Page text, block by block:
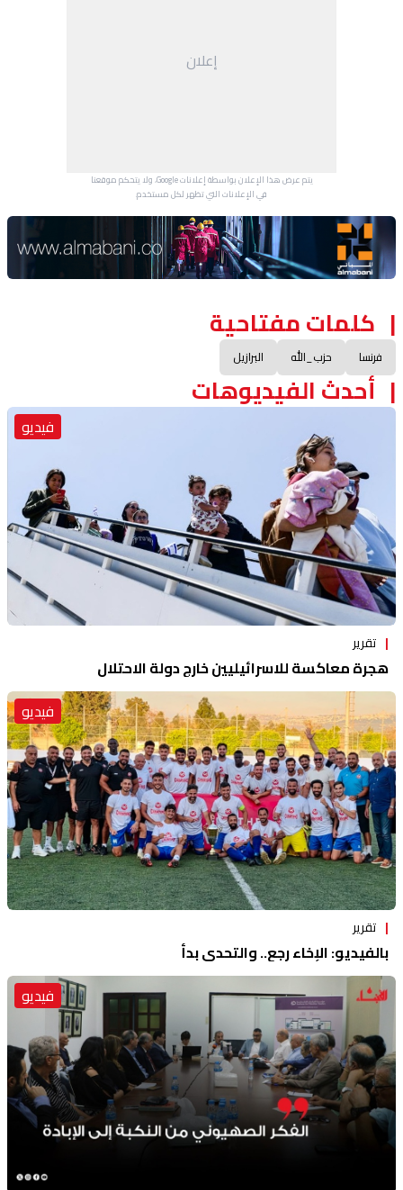
إعلان
يتم عرض هذا الإعلان بواسطة إعلانات Google، ولا يتحكم موقعنا
في الإعلانات التي تظهر لكل مستخدم.
Advertisement Section
كلمات مفتاحية
فرنسا حزب_الله البرازيل
أحدث الفيديوهات
فيديو
تقرير
هجرة معاكسة للاسرائيليين خارج دولة الاحتلال
فيديو
تقرير
بالفيديو: الإخاء رجع.. والتحدي بدأ
فيديو